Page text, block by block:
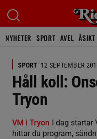
NYHETER SPORT AVEL ÅSIKT
SPORT 12 SEPTEMBER
Håll koll:
Tryon
VM i Tryon I dag startar
hittar du program,